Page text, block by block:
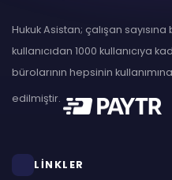
Hukuk Asistan; çalışan
kullanıcıdan 1000 kullanıcıya
bürolarının hepsinin
edilmiştir.
LİNKLER